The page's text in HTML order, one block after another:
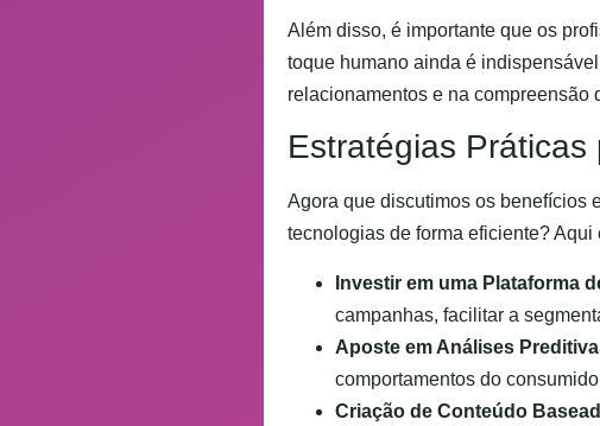
Além disso, é importante que os
toque humano ainda é
relacionamentos e na compreensão
Estratégias
Agora que discutimos os benefícios
tecnologias de forma eficiente?
Investir em uma Plataforma
campanhas, facilitar a
Aposte em Análises
comportamentos do
Criação de Conteúdo